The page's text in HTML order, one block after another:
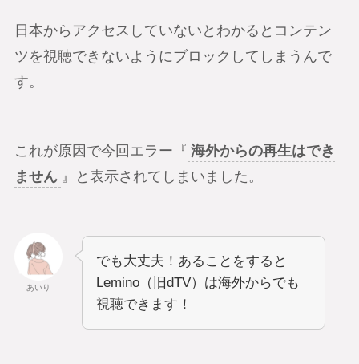
日本からアクセスしていないとわかるとコンテン
ツを視聴できないようにブロックしてしまうんで
す。
これが原因で今回エラー『 海外からの再生はでき
ません 』と表示されてしまいました。
あいり
でも大丈夫！あることをすると
Lemino（旧dTV）は海外からでも
視聴できます！